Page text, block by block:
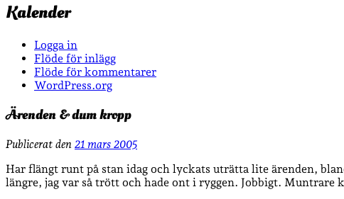
Kalender
Logga in
Flöde för inlägg
Flöde för kommentarer
WordPress.org
Ärenden & dum kropp
Publicerat den 21 mars 2005
Har flängt runt på stan idag och lyckats uträtta lite ärenden,
längre, jag var så trött och hade ont i ryggen. Jobbigt. Muntrare